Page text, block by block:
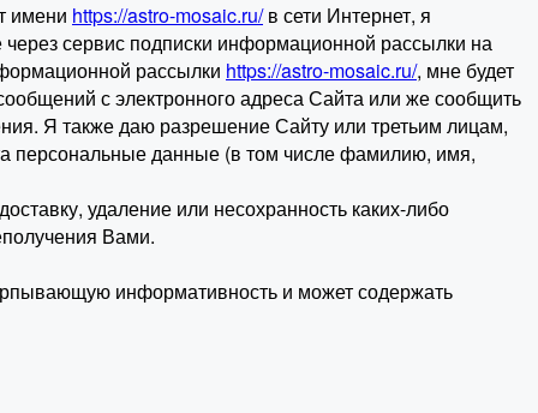
имени https://astro-mosaic.ru/в сети Интернет, я
сервис подписки информационной рассылки на
рассылки https://astro-mosaic.ru/, мне будет
с электронного адреса Сайта или же сообщить
Я также даю разрешение Сайту или третьим лицам,
персональные данные (в том числе фамилию, имя,
удаление или несохранность каких-либо
Вами.
информативность и может содержать